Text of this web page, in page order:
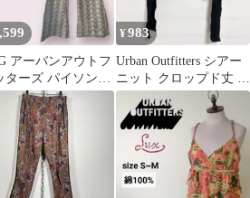
アーバンアウトフ
ターズ パイソン柄
アパンツ 蛇柄 29イ
¥983
Urban Outfitters シアー
ニット クロップド丈 カ
ットオフ モード